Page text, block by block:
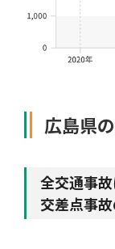
傷害保険
風水雪災等に
規範、方針、
損害保険お役立
お客様の声を受
「損害保険登録
交通事故医療研
統計
お知らせトップ
会員各社ニュー
相談・通報等窓口
自然災害損保契
広島県
全交通事
交差点事